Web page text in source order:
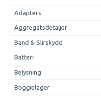
Adapters
Aggregatsdetaljer
Band & Slirskydd
Batteri
Belysning
Boggielager